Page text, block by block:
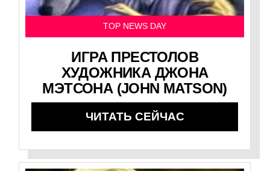
TOP NEWS DAY
ИГРА ПРЕСТОЛОВ
ХУДОЖНИКА ДЖОНА
МЭТСОНА (JOHN MATSON)
ЧИТАТЬ СЕЙЧАС